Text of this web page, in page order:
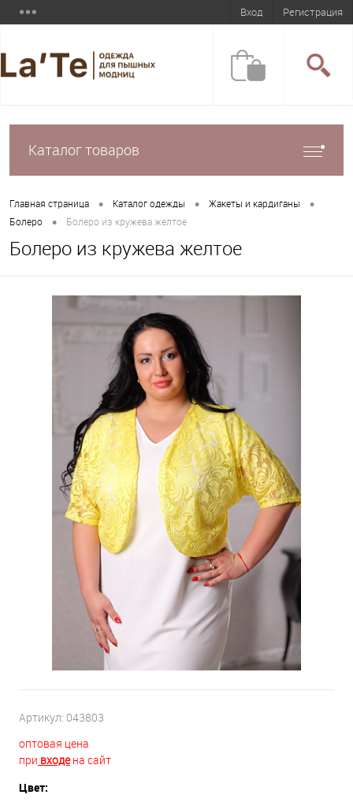
Вход Регистрация
Каталог товаров
Главная страница • Каталог одежды • Жакеты и кардиганы •
Болеро • Болеро из кружева желтое
Болеро из кружева желтое
Артикул: 043803
оптовая цена
при входена сайт
Цвет: